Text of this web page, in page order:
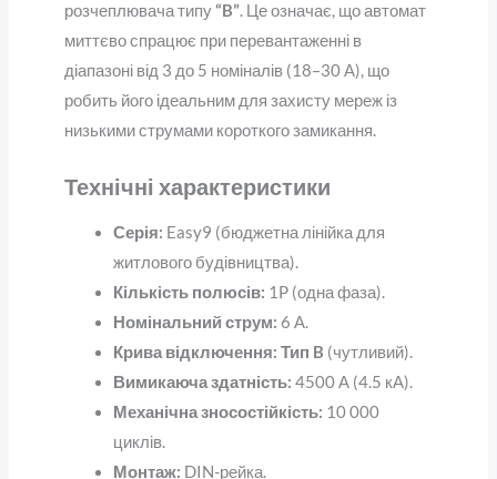
розчеплювача типу“B”. Це означає, що автомат
миттєво спрацює при перевантаженні в
діапазоні від 3 до 5 номіналів (18–30 А), що
робить його ідеальним для захисту мереж із
низькими струмами короткого замикання.
Технічні характеристики
Серія: Easy9 (бюджетна лінійка для
житлового будівництва).
Кількість полюсів: 1P (одна фаза).
Номінальний струм: 6 А.
Крива відключення: Тип B (чутливий).
Вимикаюча здатність: 4500 А (4.5 кА).
Механічна зносостійкість: 10 000
циклів.
Монтаж: DIN-рейка.